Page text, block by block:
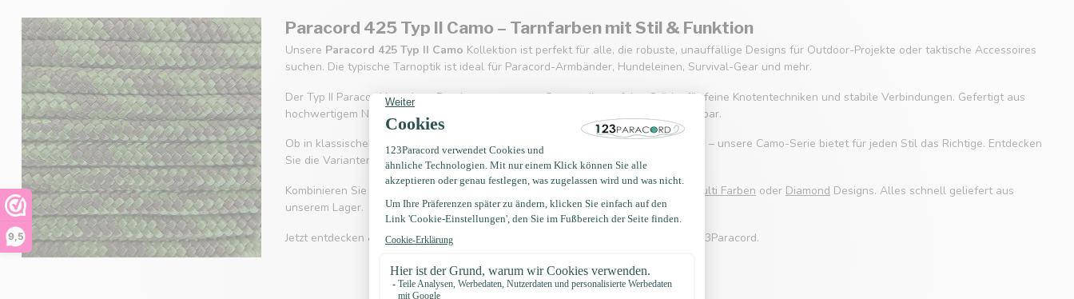
9,5
Paracord 425 Typ II Camo – Tarnfarben mit Stil & Funktion
Unsere Paracord 425 Typ II Camo Kollektion ist perfekt für alle, die robuste, unauffällige Designs für Outdoor-Projekte oder taktische Accessoires
suchen. Die typische Tarnoptik ist ideal für Paracord-Armbänder, Hundeleinen, Survival-Gear und mehr.
Der Typ II Paracord hat einen Durchmesser von ca. 3 mm – die perfekte Stärke für feine Knotentechniken und stabile Verbindungen. Gefertigt aus
hochwertigem Nylon ist das Seil wetterbeständig, leicht und dabei äußerst belastbar.
Ob in klassischen Tarnfarben wie Braun-Grün oder modernen Camouflage-Kombis – unsere Camo-Serie bietet für jeden Stil das Richtige. Entdecken
Sie die Varianten “Sergeant”, “General” und “Brigadier”.
Kombinieren Sie Ihre Auswahl mit passendem
Zubehöroder vergleichen Sie mit Multi Farben oder Diamond Designs. Alles schnell geliefert aus
unserem Lager.
Jetzt entdecken & loslegen mitParacord 425 Typ II Camo – Qualität & Stil von 123Paracord.